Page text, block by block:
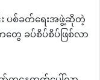
ပစ်ခတ်ရေးအဖွဲ့ဆိုတဲ့
တွေ ခပ်စိပ်စိပ်ဖြစ်လာ